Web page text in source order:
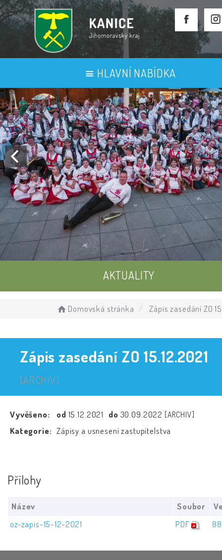
HLAVNÍ NABÍDKA
AKTUALITY
UDÁLOSTI
ÚŘEDNÍ DESKA
Domovská stránka Zápis zasedání ZO
Zápis zasedání ZO 15.12.2021
[ARCHIV]
Vyvěšeno: od 15.12.2021 do 30.09.2022 [ARCHIV]
Kategorie: Zápisy a usnesení zastupitelstva
Přílohy
Název Soubor
oz-zapis-15-12-2021
PDF